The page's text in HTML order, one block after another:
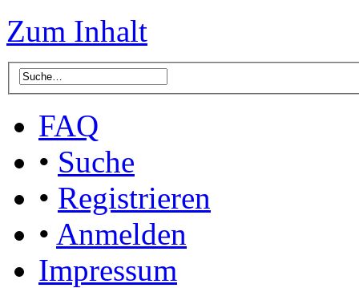
Zum Inhalt
FAQ
• Suche
• Registrieren
• Anmelden
Impressum